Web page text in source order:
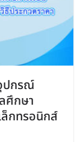
ปกรณ์
ศึกษา
ล็กทรอนิกส์